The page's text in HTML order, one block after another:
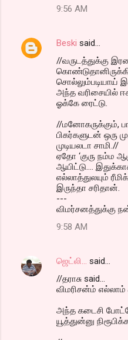
9:56 AM
Beski said…
//வருடத்துக்கு
சொல்லும்படியாய்
அந்த வரிசையில்
ஓக்கே ரைட்டு.
//மனோகருக்கும்,
பிகர்களுடன் ஒரு
முடியலடா சாமி.//
ஏதோ ‘குரு நம்ம
ஆயிட்டு....
எல்லாத்துலயும்
இருந்தா சரிதான்.
---
விமர்சனத்துக்கு
9:58 AM
ஜெட்லி...
said…
//தராசு said...
விமரிசன்ம் எல்லாம்
அந்த கடைசி
யூத்துன்னு